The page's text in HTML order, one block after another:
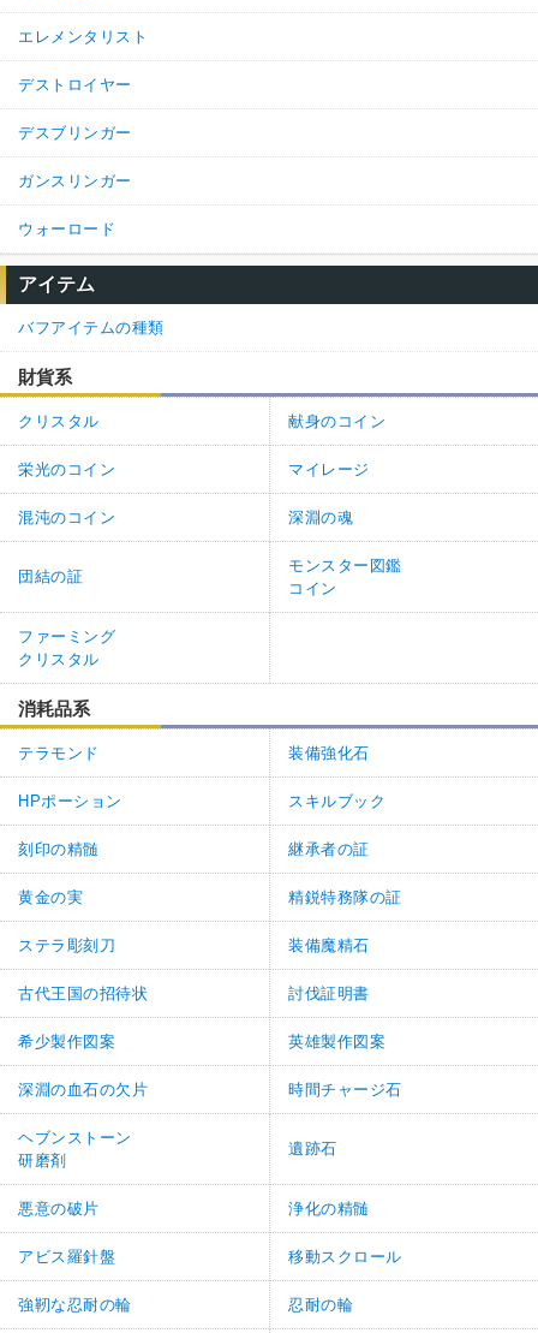
エレメンタリスト
デストロイヤー
デスブリンガー
ガンスリンガー
ウォーロード
アイテム
バフアイテムの種類
財貨系
クリスタル 献身のコイン
栄光のコイン マイレージ
混沌のコイン 深淵の魂
団結の証
モンスター図鑑
コイン
ファーミング
クリスタル
消耗品系
テラモンド 装備強化石
HPポーション スキルブック
刻印の精髄 継承者の証
黄金の実 精鋭特務隊の証
ステラ彫刻刀 装備魔精石
古代王国の招待状 討伐証明書
希少製作図案 英雄製作図案
深淵の血石の欠片 時間チャージ石
ヘブンストーン
研磨剤
遺跡石
悪意の破片 浄化の精髄
アビス羅針盤 移動スクロール
強靭な忍耐の輪 忍耐の輪